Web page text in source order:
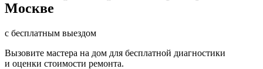
Москве
с бесплатным выездом
Вызовите мастера на дом для бесплатной диагностики
и оценки стоимости ремонта.